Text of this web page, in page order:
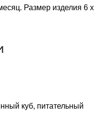
Размер изделия 6 х
куб, питательный